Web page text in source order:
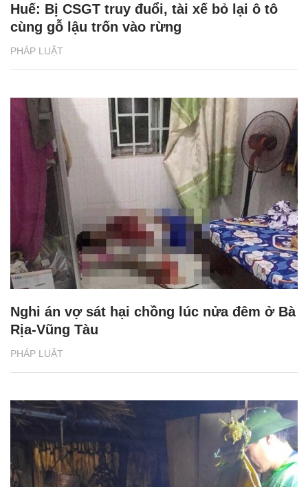
PHÁP LUẬT
Huế: Bị CSGT truy đuổi, tài xế bỏ lại ô tô
cùng gỗ lậu trốn vào rừng
PHÁP LUẬT
Nghi án vợ sát hại chồng lúc nửa đêm ở Bà
Rịa-Vũng Tàu